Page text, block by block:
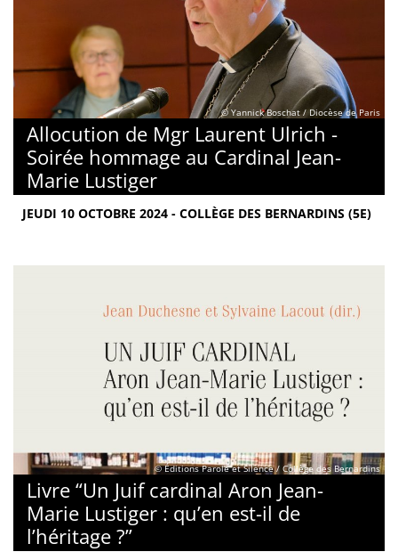
© Yannick Boschat / Diocèse de Paris
Allocution de Mgr Laurent Ulrich -
Soirée hommage au Cardinal Jean-
Marie Lustiger
JEUDI 10 OCTOBRE 2024 - COLLÈGE DES BERNARDINS (5E)
© Éditions Parole et Silence / Collège des Bernardins
Livre “Un Juif cardinal Aron Jean-
Marie Lustiger : qu’en est-il de
l’héritage ?”